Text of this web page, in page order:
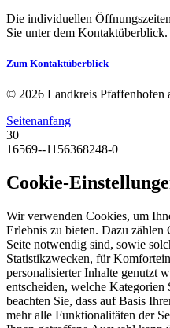
Die individuellen
Sie unter dem Kontaktüberblick.
Zum Kontaktüberblick
© 2026 Landkreis Pfaffenhofen
Seitenanfang
30
16569--1156368248-0
Cookie-
Wir verwenden Cookies, um
Erlebnis zu bieten. Dazu
Seite notwendig sind, sowie
Statistikzwecken, für
personalisierter Inhalte genutzt
entscheiden, welche Kategorien
beachten Sie, dass auf Basis
mehr alle Funktionalitäten der